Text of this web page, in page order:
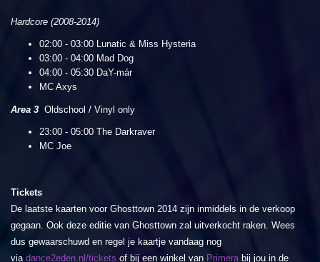
Hardcore (2008-2014)
02:00 - 03:00 Lunatic & Miss Hysteria
03:00 - 04:00 Mad Dog
04:00 - 05:30 DaY-már
MC Axys
Area 3 Oldschool / Vinyl only
23:00 - 05:00 The Darkraver
MC Joe
Tickets
De laatste kaarten voor Ghosttown 2014 zijn inmiddels in de verkoop
gegaan. Ook deze editie van Ghosttown zal uitverkocht raken. Wees
dus gewaarschuwd en regel je kaartje vandaag nog
via dance2eden.nl/tickets of bij een winkel van Primera bij jou in de